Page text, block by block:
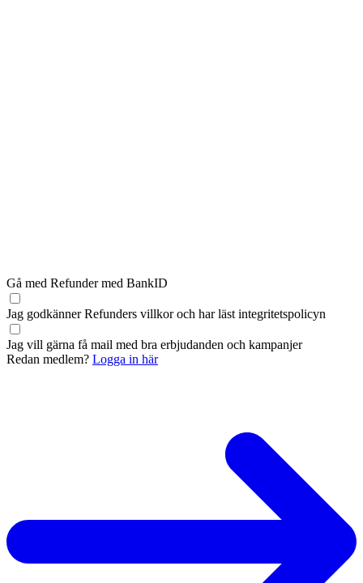
Gå med Refunder med BankID
Jag godkänner Refunders villkoroch har läst integritetspolicyn
Jag vill gärna få mail med bra erbjudanden och kampanjer
Redan medlem? Logga in här